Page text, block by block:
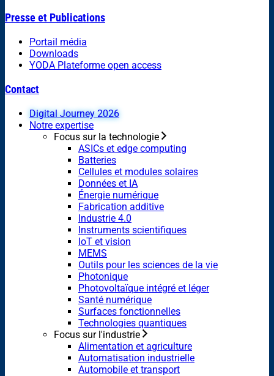
Presse et Publications
Portail média
Downloads
YODA Plateforme open access
Contact
Digital Journey 2026
Notre expertise
Focus sur la technologie
ASICs et edge computing
Batteries
Cellules et modules solaires
Données et IA
Énergie numérique
Fabrication additive
Industrie 4.0
Instruments scientifiques
IoT et vision
MEMS
Outils pour les sciences de la vie
Photonique
Photovoltaïque intégré et léger
Santé numérique
Surfaces fonctionnelles
Technologies quantiques
Focus sur l'industrie
Alimentation et agriculture
Automatisation industrielle
Automobile et transport